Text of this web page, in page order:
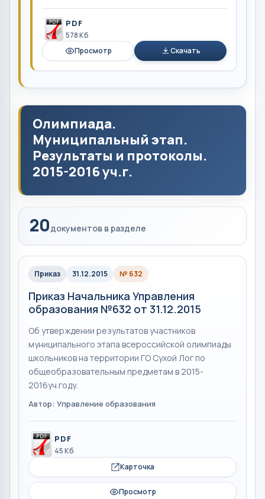
PDF
578 Кб
Просмотр
Скачать
Олимпиада.
Муниципальный этап.
Результаты и протоколы.
2015-2016 уч.г.
20документов в разделе
Приказ 31.12.2015 № 632
Приказ Начальника Управления
образования №632 от 31.12.2015
Об утверждении результатов участников
муниципального этапа всероссийской олимпиады
школьников на территории ГО Сухой Лог по
общеобразовательным предметам в 2015-
2016уч.году.
Автор: Управление образования
PDF
45 Кб
Карточка
Просмотр